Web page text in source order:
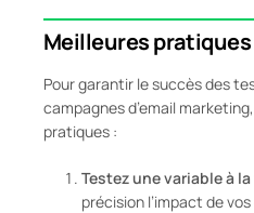
Meilleures
Pour garantir le succès des
campagnes d’email
pratiques :
Testez une variable à
précision l’impact de